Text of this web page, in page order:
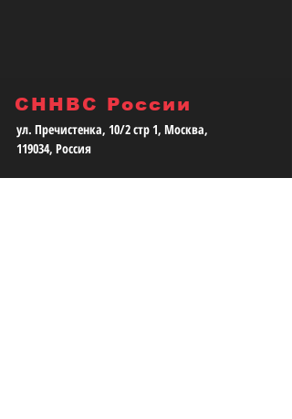
СННВС России
ул. Пречистенка, 10/2 стр 1, Москва,
119034, Россия